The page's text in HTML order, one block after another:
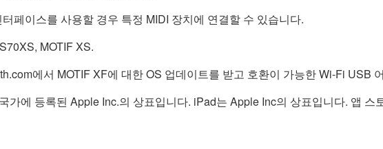
페이스를 사용할 경우 특정 MIDI 장치에 연결할 수 있습니다.
MOTIF XS.
에서 MOTIF XF에 대한 OS 업데이트를 받고 호환이 가능한 Wi-Fi USB
가에 등록된 Apple Inc.의 상표입니다. iPad는 Apple Inc의 상표입니다. 앱 스